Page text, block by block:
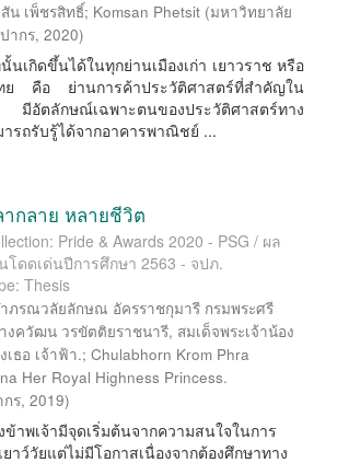
น เพ็ชรสิทธิ์; Komsan Phetsit (มหาวิทยาลัย
ากร, 2020)
นเกิดขึ้นได้ในทุกย่านเมืองเก่า เยาวราช หรือ
ทย คือ ย่านการค้าประวัติศาสตร์ที่สำคัญใน
อัตลักษณ์เฉพาะตนของประวัติศาสตร์ทาง
รถรับรู้ได้จากอาคารพาณิชย์ ...
กลาย หลายชีวิต
Pride & Awards 2020 - PSG / ผล
โดดเด่นปีการศึกษา 2563 - จปภ.
Thesis
ภรณวลัยลักษณ อัครราชกุมารี กรมพระศรี
งควัฒน วรขัตติยราชนารี, สมเด็จพระเจ้าน้อง
เธอ เจ้าฟ้า.; Chulabhorn Krom Phra
Her Royal Highness Princess.
ร, 2019)
าพเจ้ามีจุดเริ่มต้นจากความสนใจในการ
าว์วัยแต่ไม่มีโอกาสเนื่องจากต้องศึกษาทาง